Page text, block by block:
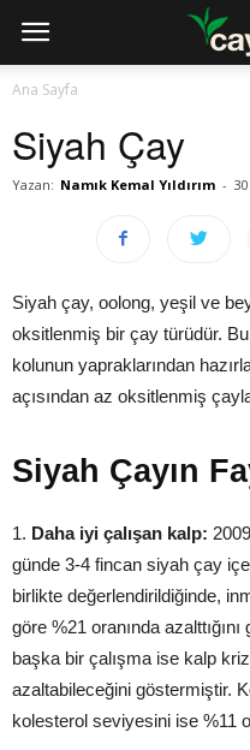
Ana Sayfa
Siyah Çay
Yazan: Namık Kemal Yıldırım -
Siyah çay, oolong, yeşil ve
oksitlenmiş bir çay türüdür.
kolunun yapraklarından
açısından az oksitlenmiş
Siyah Çayın
1. Daha iyi çalışan kalp:
günde 3-4 fincan siyah çay
birlikte değerlendirildiğinde,
göre %21 oranında
başka bir çalışma ise kalp
azaltabileceğini göstermiştir.
kolesterol seviyesini ise %11